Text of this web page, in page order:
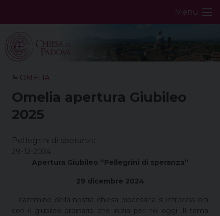
Menu
OMELIA
Omelia apertura Giubileo
2025
Pellegrini di speranza
29-12-2024
Apertura Giubileo “Pellegrini di speranza”
29 dicembre 2024
Il cammino della nostra chiesa diocesana si intreccia ora
con il giubileo ordinario che inizia per noi oggi. Il tema